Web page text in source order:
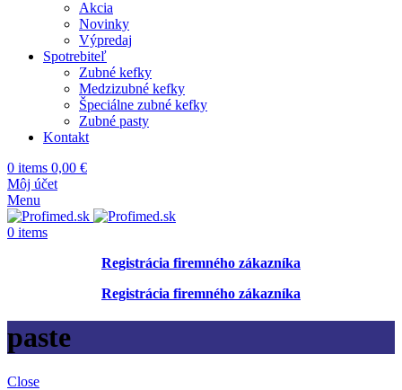
Akcia
Novinky
Výpredaj
Spotrebiteľ
Zubné kefky
Medzizubné kefky
Špeciálne zubné kefky
Zubné pasty
Kontakt
0 items 0,00 €
Môj účet
Menu
0 items
Registrácia firemného zákazníka
Registrácia firemného zákazníka
paste
Close